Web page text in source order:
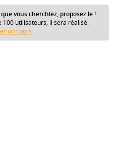
vous cherchiez, proposez le !
100 utilisateurs, il sera réalisé.
un cours